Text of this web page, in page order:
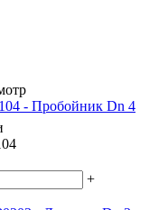
- Пробойник Dn 4
+